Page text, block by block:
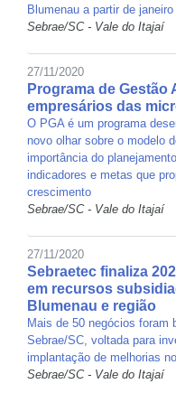
Blumenau a partir de janeiro
Sebrae/SC - Vale do Itajaí
27/11/2020
Programa de Gestão
empresários das
O PGA é um programa
novo olhar sobre o modelo
importância do
indicadores e metas que
crescimento
Sebrae/SC - Vale do Itajaí
27/11/2020
Sebraetec finaliza
em recursos
Blumenau e região
Mais de 50 negócios foram
Sebrae/SC, voltada para
implantação de melhorias
Sebrae/SC - Vale do Itajaí